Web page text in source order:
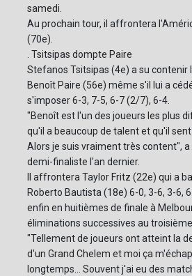
samedi.
Au prochain tour, il affrontera
(70e).
. Tsitsipas dompte Paire
Stefanos Tsitsipas (4e) a su contenir
Benoît Paire (56e) même s'il lui a
s'imposer 6-3, 7-5, 6-7 (2/7), 6-4.
"Benoît est l'un des joueurs les plus
qu'il a beaucoup de talent et qu'il
Alors je suis vraiment très content",
demi-finaliste l'an dernier.
Il affrontera Taylor Fritz (22e) qui a
Roberto Bautista (18e) 6-0, 3-6, 3-6,
enfin en huitièmes de finale à
éliminations successives au
"Tellement de joueurs ont atteint la
d'un Grand Chelem et moi ça
longtemps... Souvent j'ai eu des